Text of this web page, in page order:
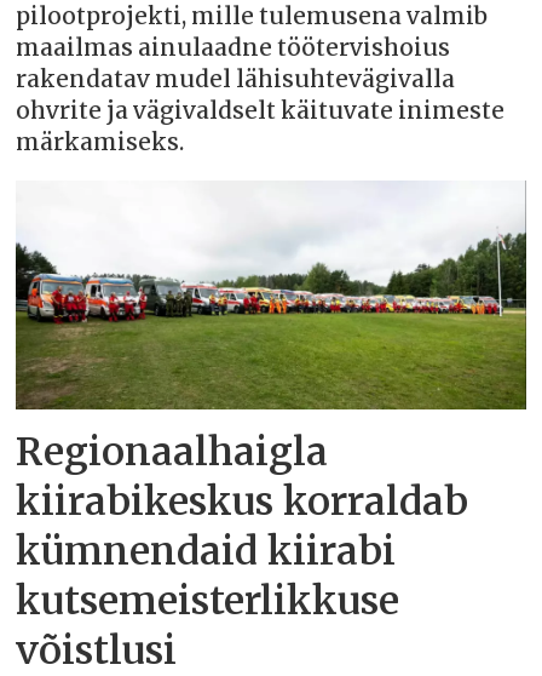
pilootprojekti, mille tulemusena valmib
maailmas ainulaadne töötervishoius
rakendatav mudel lähisuhtevägivalla
ohvrite ja vägivaldselt käituvate inimeste
märkamiseks.
Regionaalhaigla
kiirabikeskus korraldab
kümnendaid kiirabi
kutsemeisterlikkuse
võistlusi